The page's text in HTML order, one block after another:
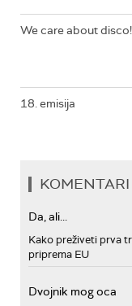
We care about
18. emisija
KOMENTARI
Da, ali...
Kako preživeti prva
priprema EU
Dvojnik mog oca